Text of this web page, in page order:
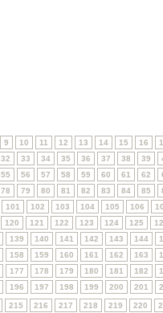
9 10 11 12 13 14 15 16
32 33 34 35 36 37 38 39
55 56 57 58 59 60 61 62
78 79 80 81 82 83 84 85
101 102 103 104 105 106
120 121 122 123 124 125
139 140 141 142 143 144
158 159 160 161 162 163
177 178 179 180 181 182
196 197 198 199 200 201
215 216 217 218 219 220